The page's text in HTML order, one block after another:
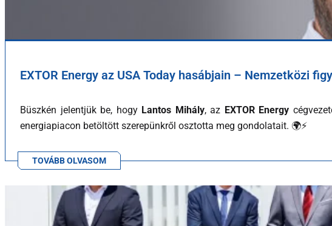
EXTOR Energy az USA Today hasábjain – Nemzetközi
Büszkén jelentjük be, hogy Lantos Mihály, az EXTOR Energy
energiapiacon betöltött szerepünkről osztotta meg gondolatait. 🌍⚡
TOVÁBB OLVASOM